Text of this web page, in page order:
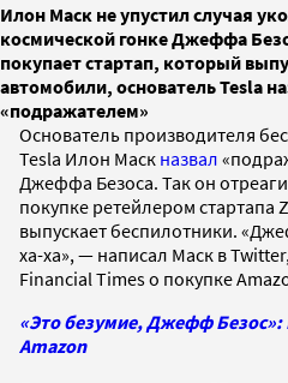
Илон Маск не упустил случая
космической гонке Джеффа
покупает стартап, который
автомобили, основатель Tesla
«подражателем»
Основатель производителя
Tesla Илон Маск назвал
Джеффа Безоса. Так он
покупке ретейлером стартапа
выпускает беспилотники.
ха-ха», — написал Маск в
Financial Times о покупке
«Это безумие, Джефф Безос»:
Amazon